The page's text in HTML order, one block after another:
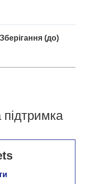
(до)